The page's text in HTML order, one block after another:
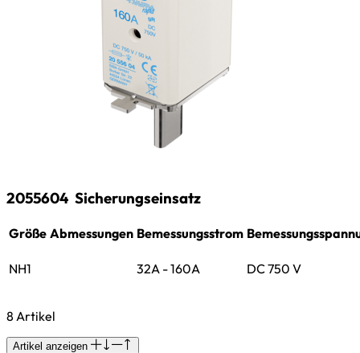
2055604 Sicherungseinsatz
Größe Abmessungen Bemessungsstrom
NH1 32A - 160A DC 750 V
8 Artikel
Artikel anzeigen